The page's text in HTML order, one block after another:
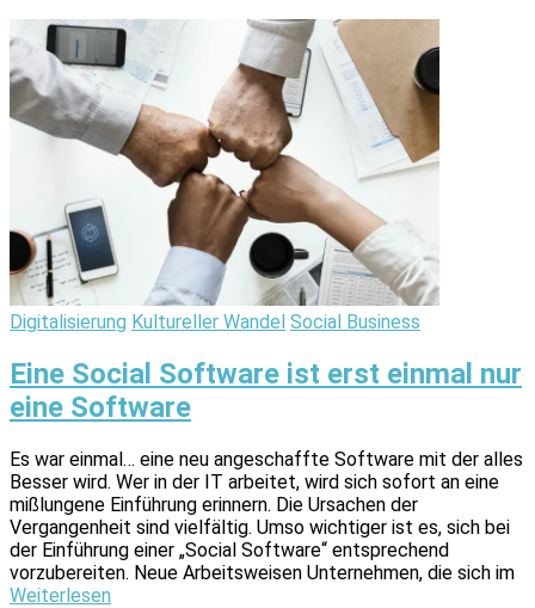
Digitalisierung Kultureller Wandel Social Business
Eine Social Software ist erst einmal nur
eine Software
Es war einmal… eine neu angeschaffte Software mit der alles
Besser wird. Wer in der IT arbeitet, wird sich sofort an eine
mißlungene Einführung erinnern. Die Ursachen der
Vergangenheit sind vielfältig. Umso wichtiger ist es, sich bei
der Einführung einer „Social Software“ entsprechend
vorzubereiten. Neue Arbeitsweisen Unternehmen, die sich im
Weiterlesen